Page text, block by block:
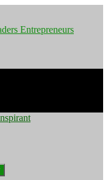
Pourquoi